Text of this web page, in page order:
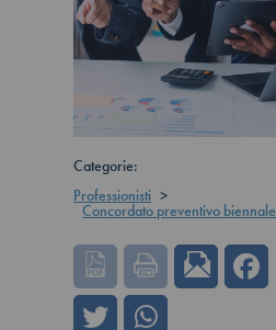
Categorie:
Professionisti >
Concordato preventivo biennale